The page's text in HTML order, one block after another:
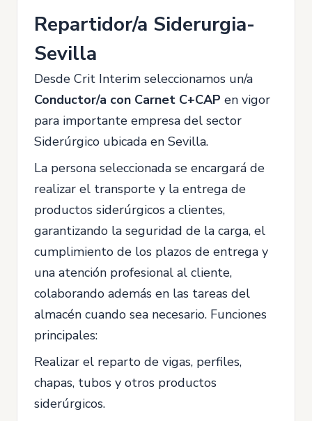
Repartidor/a Siderurgia-
Sevilla
Desde Crit Interim seleccionamos un/a
Conductor/a con Carnet C+CAP en vigor
para importante empresa del sector
Siderúrgico ubicada en Sevilla.
La persona seleccionada se encargará de
realizar el transporte y la entrega de
productos siderúrgicos a clientes,
garantizando la seguridad de la carga, el
cumplimiento de los plazos de entrega y
una atención profesional al cliente,
colaborando además en las tareas del
almacén cuando sea necesario. Funciones
principales:
Realizar el reparto de vigas, perfiles,
chapas, tubos y otros productos
siderúrgicos.